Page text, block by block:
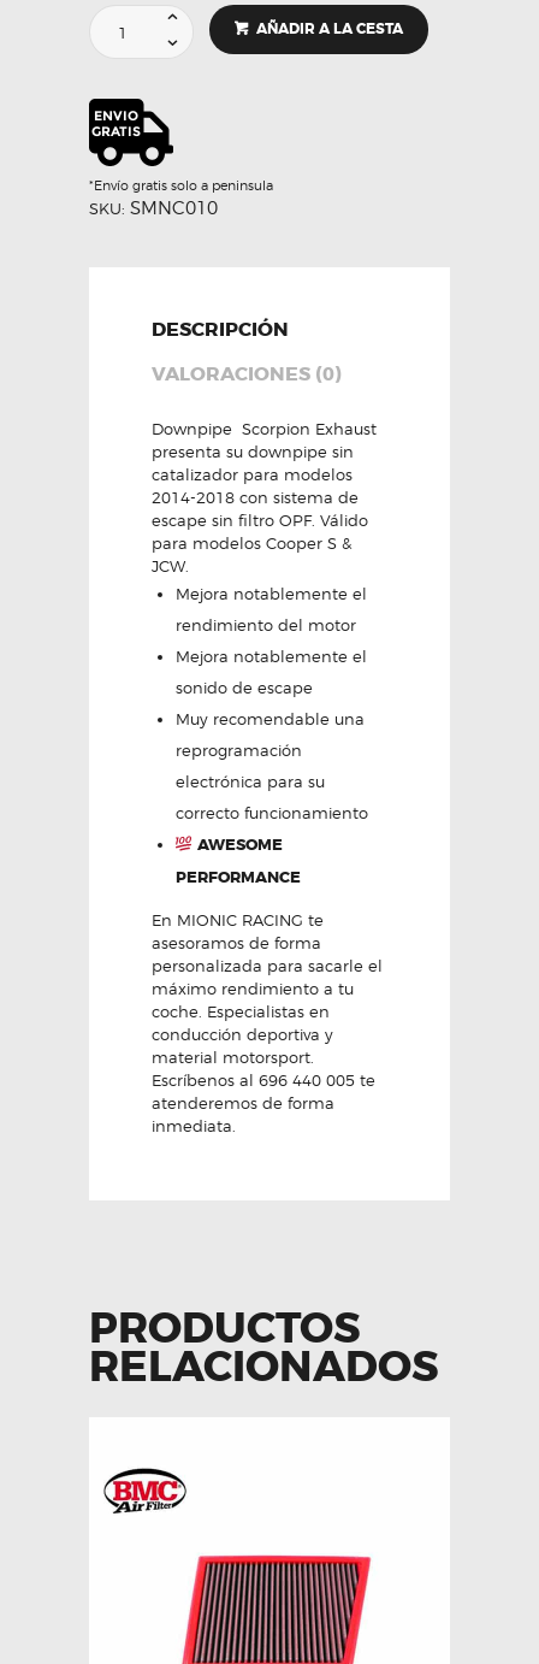
Downpipe
decat
PRE
Cooper
S
&
JCW
-
AÑADIR A LA CESTA
*Envío gratis solo a peninsula
SKU: SMNC010
DESCRIPCIÓN
VALORACIONES (0)
Downpipe Scorpion Exhaust
presenta su downpipe sin
catalizador para modelos
2014-2018 con sistema de
escape sin filtro OPF. Válido
para modelos Cooper S &
JCW.
Mejora notablemente el
rendimiento del motor
Mejora notablemente el
sonido de escape
Muy recomendable una
reprogramación
electrónica para su
correcto funcionamiento
AWESOME
PERFORMANCE
En MIONIC RACING te
asesoramos de forma
personalizada para sacarle el
máximo rendimiento a tu
coche. Especialistas en
conducción deportiva y
material motorsport.
Escríbenos al 696 440 005 te
atenderemos de forma
inmediata.
PRODUCTOS
RELACIONADOS